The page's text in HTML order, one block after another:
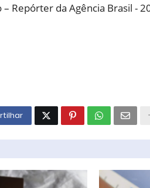
Repórter da Agência Brasil -